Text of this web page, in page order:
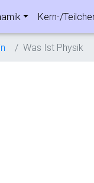
Kern-/
Was Ist Physik